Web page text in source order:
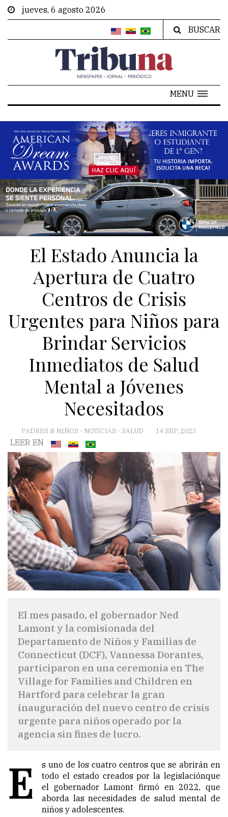
jueves, 6 agosto 2026
BUSCAR
MENU
El Estado Anuncia la
Apertura de Cuatro
Centros de Crisis
Urgentes para Niños para
Brindar Servicios
Inmediatos de Salud
Mental a Jóvenes
Necesitados
PADRES & NIÑOS - NOTICIAS - SALUD 14 SEP, 2023
LEER EN
El mes pasado, el gobernador Ned
Lamont y la comisionada del
Departamento de Niños y Familias de
Connecticut (DCF), Vannessa Dorantes,
participaron en una ceremonia en The
Village for Families and Children en
Hartford para celebrar la gran
inauguración del nuevo centro de crisis
urgente para niños operado por la
agencia sin fines de lucro.
E
s uno de los cuatro centros que se abrirán en
todo el estado creados por la legislaciónque
el gobernador Lamont firmó en 2022, que
aborda las necesidades de salud mental de
niños y adolescentes.